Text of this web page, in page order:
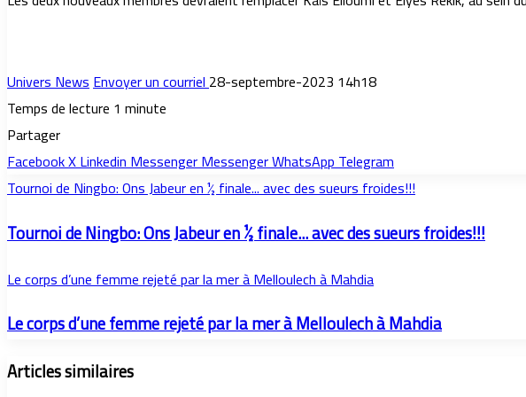
Univers NewsEnvoyer un courriel28-septembre-2023 14h18
Temps de lecture 1 minute
Partager
FacebookXLinkedinMessengerMessengerWhatsAppTelegram
Tournoi de Ningbo: Ons Jabeur en ½ finale... avec des sueurs froides!!!
Tournoi de Ningbo: Ons Jabeur en ½ finale... avec des sueurs froides!!!
Le corps d’une femme rejeté par la mer à Melloulech à Mahdia
Le corps d’une femme rejeté par la mer à Melloulech à Mahdia
Articles similaires